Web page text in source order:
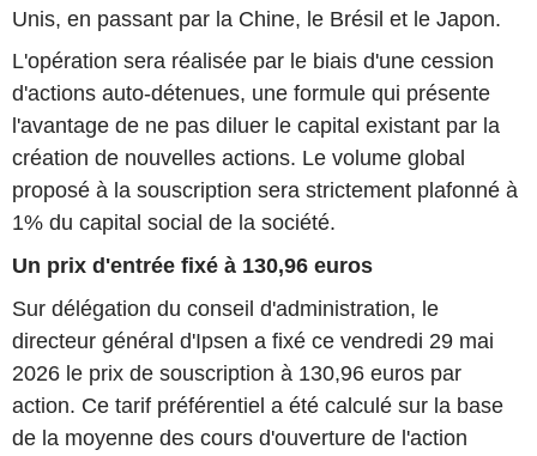
Unis, en passant par la Chine, le Brésil et le Japon.
L'opération sera réalisée par le biais d'une cession
d'actions auto-détenues, une formule qui présente
l'avantage de ne pas diluer le capital existant par la
création de nouvelles actions. Le volume global
proposé à la souscription sera strictement plafonné à
1% du capital social de la société.
Un prix d'entrée fixé à 130,96 euros
Sur délégation du conseil d'administration, le
directeur général d'Ipsen a fixé ce vendredi 29 mai
2026 le prix de souscription à 130,96 euros par
action. Ce tarif préférentiel a été calculé sur la base
de la moyenne des cours d'ouverture de l'action